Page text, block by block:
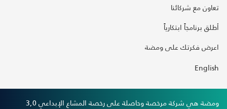
تعاون مع شركائنا
أطلق برنامجاً ابتكارياً
اعرض فكرتك على ومضة
English
ومضة هي شركة مرخصة وحاصلة على رخصة المشاع الإبداعي 3,0